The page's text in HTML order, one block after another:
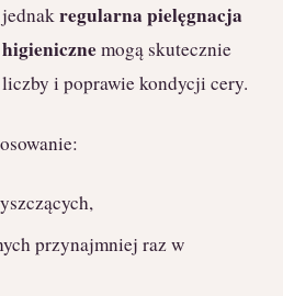
regularna pielęgnacja
mogą skutecznie
i poprawie kondycji cery.
przynajmniej raz w